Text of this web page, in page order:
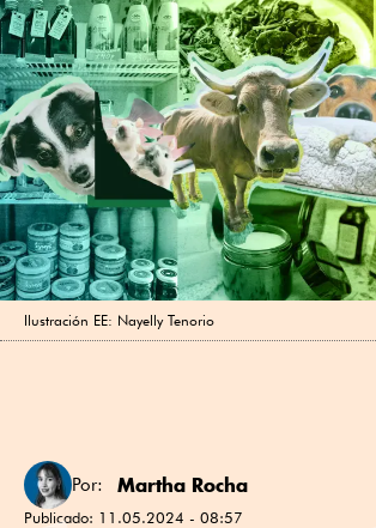
Ilustración EE: Nayelly Tenorio
Por: Martha Rocha
Publicado: 11.05.2024 - 08:57